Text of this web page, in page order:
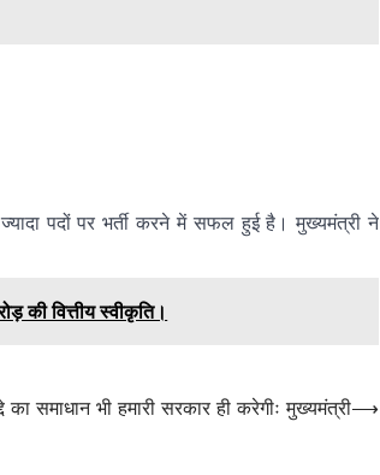
पदों पर भर्ती करने में सफल हुई है। मुख्यमंत्री ने
की वित्तीय स्वीकृति।
समाधान भी हमारी सरकार ही करेगीः मुख्यमंत्री⟶